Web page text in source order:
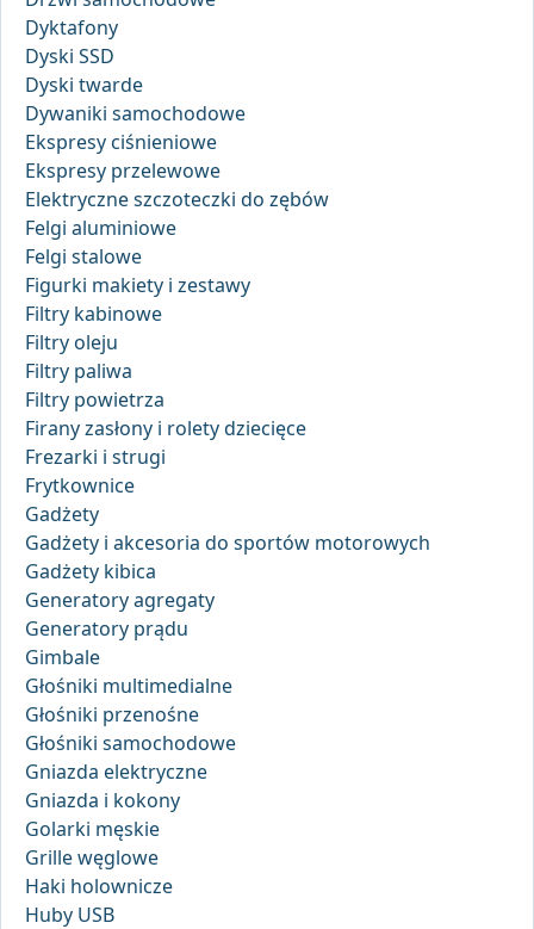
Dyktafony
Dyski SSD
Dyski twarde
Dywaniki samochodowe
Ekspresy ciśnieniowe
Ekspresy przelewowe
Elektryczne szczoteczki do zębów
Felgi aluminiowe
Felgi stalowe
Figurki makiety i zestawy
Filtry kabinowe
Filtry oleju
Filtry paliwa
Filtry powietrza
Firany zasłony i rolety dziecięce
Frezarki i strugi
Frytkownice
Gadżety
Gadżety i akcesoria do sportów motorowych
Gadżety kibica
Generatory agregaty
Generatory prądu
Gimbale
Głośniki multimedialne
Głośniki przenośne
Głośniki samochodowe
Gniazda elektryczne
Gniazda i kokony
Golarki męskie
Grille węglowe
Haki holownicze
Huby USB